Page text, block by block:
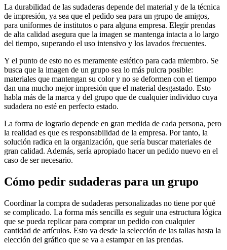
La durabilidad de las sudaderas depende del material y de la técnica
de impresión, ya sea que el pedido sea para un grupo de amigos,
para uniformes de institutos o para alguna empresa. Elegir prendas
de alta calidad asegura que la imagen se mantenga intacta a lo largo
del tiempo, superando el uso intensivo y los lavados frecuentes.
Y el punto de esto no es meramente estético para cada miembro. Se
busca que la imagen de un grupo sea lo más pulcra posible:
materiales que mantengan su color y no se deformen con el tiempo
dan una mucho mejor impresión que el material desgastado. Esto
habla más de la marca y del grupo que de cualquier individuo cuya
sudadera no esté en perfecto estado.
La forma de lograrlo depende en gran medida de cada persona, pero
la realidad es que es responsabilidad de la empresa. Por tanto, la
solución radica en la organización, que sería buscar materiales de
gran calidad. Además, sería apropiado hacer un pedido nuevo en el
caso de ser necesario.
Cómo pedir sudaderas para un grupo
Coordinar la compra de sudaderas personalizadas no tiene por qué
se complicado. La forma más sencilla es seguir una estructura lógica
que se pueda replicar para comprar un pedido con cualquier
cantidad de artículos. Esto va desde la selección de las tallas hasta la
elección del gráfico que se va a estampar en las prendas.